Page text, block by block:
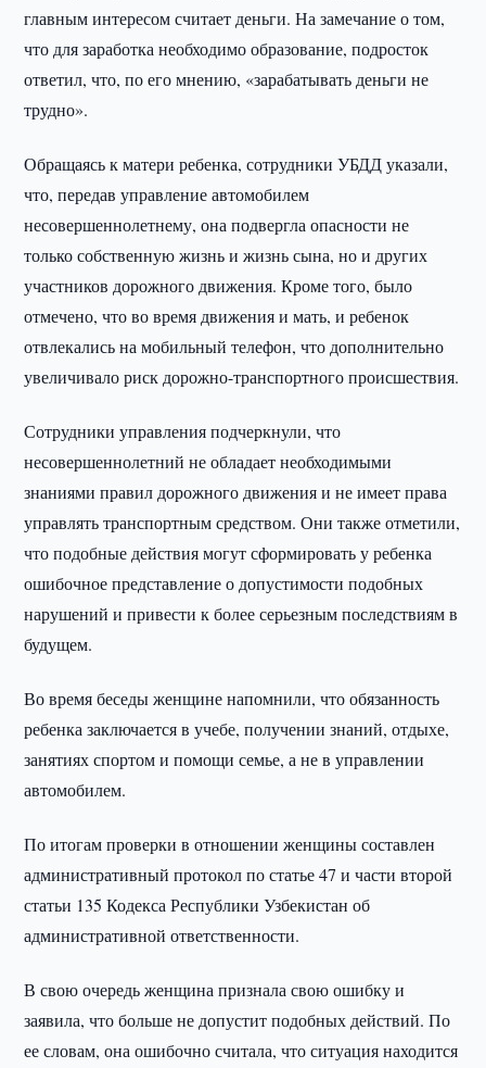
главным интересом считает деньги. На замечание о том,
что для заработка необходимо образование, подросток
ответил, что, по его мнению, «зарабатывать деньги не
трудно».
Обращаясь к матери ребенка, сотрудники УБДД указали,
что, передав управление автомобилем
несовершеннолетнему, она подвергла опасности не
только собственную жизнь и жизнь сына, но и других
участников дорожного движения. Кроме того, было
отмечено, что во время движения и мать, и ребенок
отвлекались на мобильный телефон, что дополнительно
увеличивало риск дорожно-транспортного происшествия.
Сотрудники управления подчеркнули, что
несовершеннолетний не обладает необходимыми
знаниями правил дорожного движения и не имеет права
управлять транспортным средством. Они также отметили,
что подобные действия могут сформировать у ребенка
ошибочное представление о допустимости подобных
нарушений и привести к более серьезным последствиям в
будущем.
Во время беседы женщине напомнили, что обязанность
ребенка заключается в учебе, получении знаний, отдыхе,
занятиях спортом и помощи семье, а не в управлении
автомобилем.
По итогам проверки в отношении женщины составлен
административный протокол по статье 47 и части второй
статьи 135 Кодекса Республики Узбекистан об
административной ответственности.
В свою очередь женщина признала свою ошибку и
заявила, что больше не допустит подобных действий. По
ее словам, она ошибочно считала, что ситуация находится